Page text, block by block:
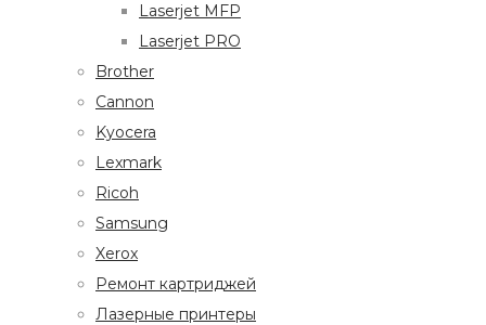
Laserjet MFP
Laserjet PRO
Brother
Cannon
Kyocera
Lexmark
Ricoh
Samsung
Xerox
Ремонт картриджей
Лазерные принтеры